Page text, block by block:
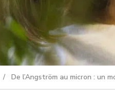
/ De l’Angström au micron : un